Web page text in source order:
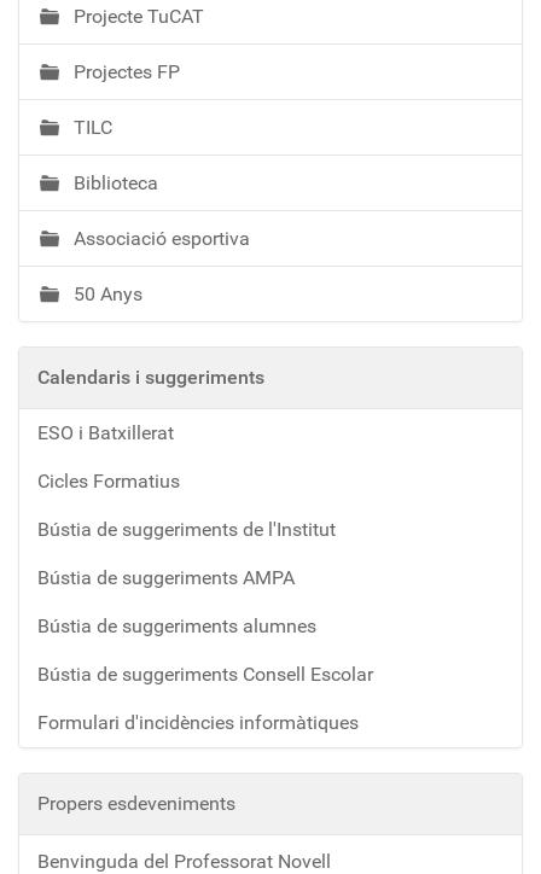
Projecte TuCAT
Projectes FP
TILC
Biblioteca
Associació esportiva
50 Anys
Calendaris i suggeriments
ESO i Batxillerat
Cicles Formatius
Bústia de suggeriments de l'Institut
Bústia de suggeriments AMPA
Bústia de suggeriments alumnes
Bústia de suggeriments Consell Escolar
Formulari d'incidències informàtiques
Propers esdeveniments
Benvinguda del Professorat Novell